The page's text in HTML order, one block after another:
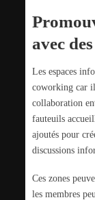
avec
Les espaces
coworking car
collaboration
fauteuils
ajoutés pour
discussions
Ces zones
les membres